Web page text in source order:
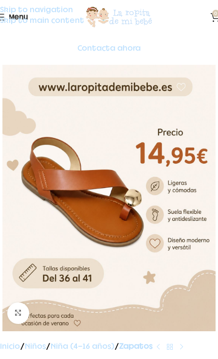
Skip to navigation
Skip to main content
Menu 0
Contacta ahora
Ampliar foto
Inicio Niños Niña (4-16 años) Zapatos